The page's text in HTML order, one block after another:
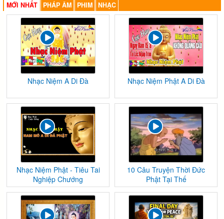
MỚI NHẤT PHÁP ÂM PHIM NHẠC
Nhạc Niệm A Di Đà Nhạc Niệm Phật A Di Đà
Nhạc Niệm Phật - Tiêu Tai
Nghiệp Chướng
10 Câu Truyện Thời Đức
Phật Tại Thế